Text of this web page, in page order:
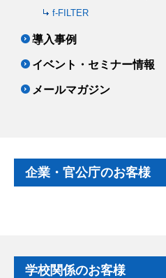
f-FILTER
導入事例
イベント・セミナー情報
メールマガジン
企業・官公庁のお客様
学校関係のお客様